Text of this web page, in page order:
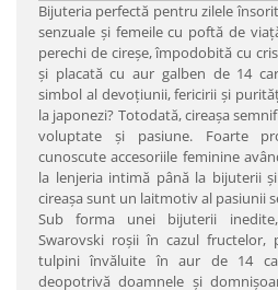
Bijuteria perfectă pentru zilele
senzuale şi femeile cu poftă de
perechi de cireşe, împodobită cu
şi placată cu aur galben de 14
simbol al devoţiunii, fericirii şi
la japonezi? Totodată, cireaşa
voluptate şi pasiune. Foarte
cunoscute accesoriile feminine
la lenjeria intimă până la bijuterii
cireaşa sunt un laitmotiv al pasiunii
Sub forma unei bijuterii
Swarovski roşii în cazul fructelor,
tulpini învăluite în aur de 14
deopotrivă doamnele şi